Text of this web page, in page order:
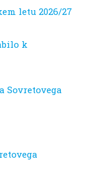
letu 2026/27
k
Sovretovega